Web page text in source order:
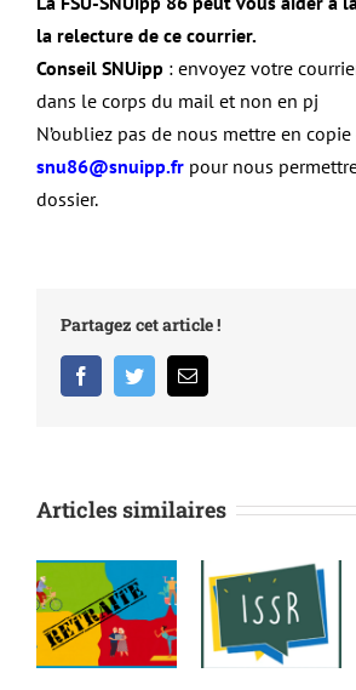
la relecture de ce courrier.
Conseil SNUipp : envoyez votre
dans le corps du mail et non en pj
N’oubliez pas de nous mettre en
snu86@snuipp.fr pour nous
dossier.
Partagez cet article !
FacebookTwitterEmail
Articles similaires